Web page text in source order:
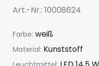
Art.-Nr. 10008624
Farbe: weiß
Material: Kunststoff